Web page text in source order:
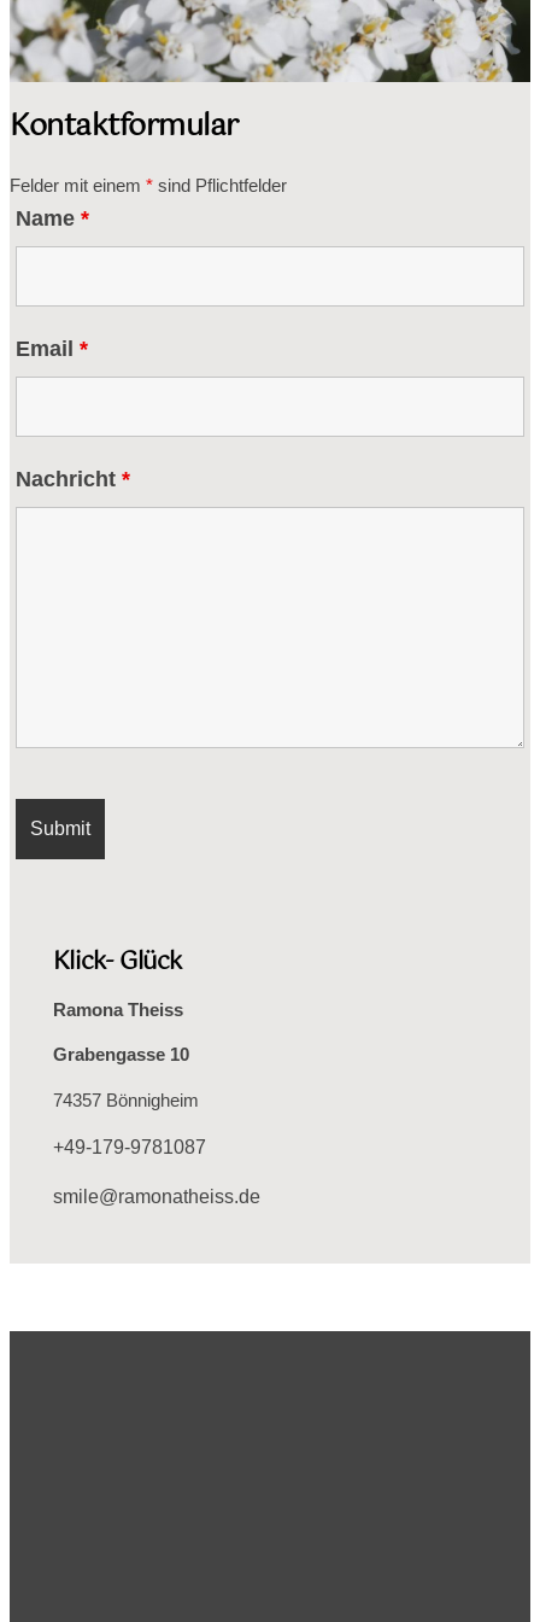
Kontaktformular
Felder mit einem * sind Pflichtfelder
Name *
Email *
Nachricht *
Klick- Glück
Ramona Theiss
Grabengasse 10
74357 Bönnigheim
+49-179-9781087
smile@ramonatheiss.de